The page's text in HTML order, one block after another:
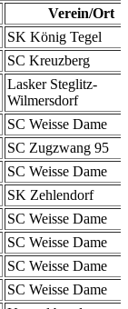
Verein/Ort
SK König Tegel
SC Kreuzberg
Lasker Steglitz-
Wilmersdorf
SC Weisse Dame
SC Zugzwang 95
SC Weisse Dame
SK Zehlendorf
SC Weisse Dame
SC Weisse Dame
SC Weisse Dame
SC Weisse Dame